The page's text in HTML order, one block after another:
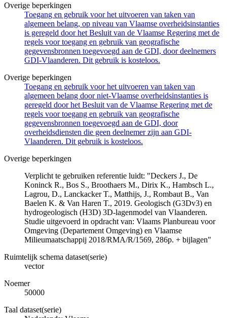
Overige beperkingen
Toegang en gebruik voor het uitvoeren van taken van
algemeen belang, op niveau van Vlaamse overheidsinstanties
is geregeld door het Besluit van de Vlaamse Regering met de
regels voor toegang en gebruik van geografische
gegevensbronnen toegevoegd aan de GDI, door deelnemers
GDI-Vlaanderen. Dit gebruik is kosteloos.
Overige beperkingen
Toegang en gebruik voor het uitvoeren van taken van
algemeen belang door niet-Vlaamse overheidsinstanties is
geregeld door het Besluit van de Vlaamse Regering met de
regels voor toegang en gebruik van geografische
gegevensbronnen toegevoegd aan de GDI, door
overheidsdiensten die geen deelnemer zijn aan GDI-
Vlaanderen. Dit gebruik is kosteloos.
Overige beperkingen
Verplicht te gebruiken referentie luidt: "Deckers J., De
Koninck R., Bos S., Broothaers M., Dirix K., Hambsch L.,
Lagrou, D., Lanckacker T., Matthijs, J., Rombaut B., Van
Baelen K. & Van Haren T., 2019. Geologisch (G3Dv3) en
hydrogeologisch (H3D) 3D-lagenmodel van Vlaanderen.
Studie uitgevoerd in opdracht van: Vlaams Planbureau voor
Omgeving (Departement Omgeving) en Vlaamse
Milieumaatschappij 2018/RMA/R/1569, 286p. + bijlagen"
Ruimtelijk schema dataset(serie)
vector
Noemer
50000
Taal dataset(serie)